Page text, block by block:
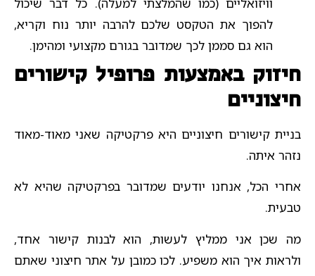
להפוך את הטקסט שלכם להרבה יותר נוח וקריא,
הוא גם סממן לכך שמדובר בגורם מקצועי ומהימן.
חיזוק באמצעות פרופיל קישורים
חיצוניים
בניית קישורים חיצוניים היא פרקטיקה שאני מאוד-מאוד
נזהר איתה.
אחרי הכל, אנחנו יודעים שמדובר בפרקטיקה שהיא לא
טבעית.
מה שכן אני ממליץ לעשות, הוא לבנות קישור אחד,
ולראות איך הוא משפיע. לכו כמובן על אתר חיצוני שאתם